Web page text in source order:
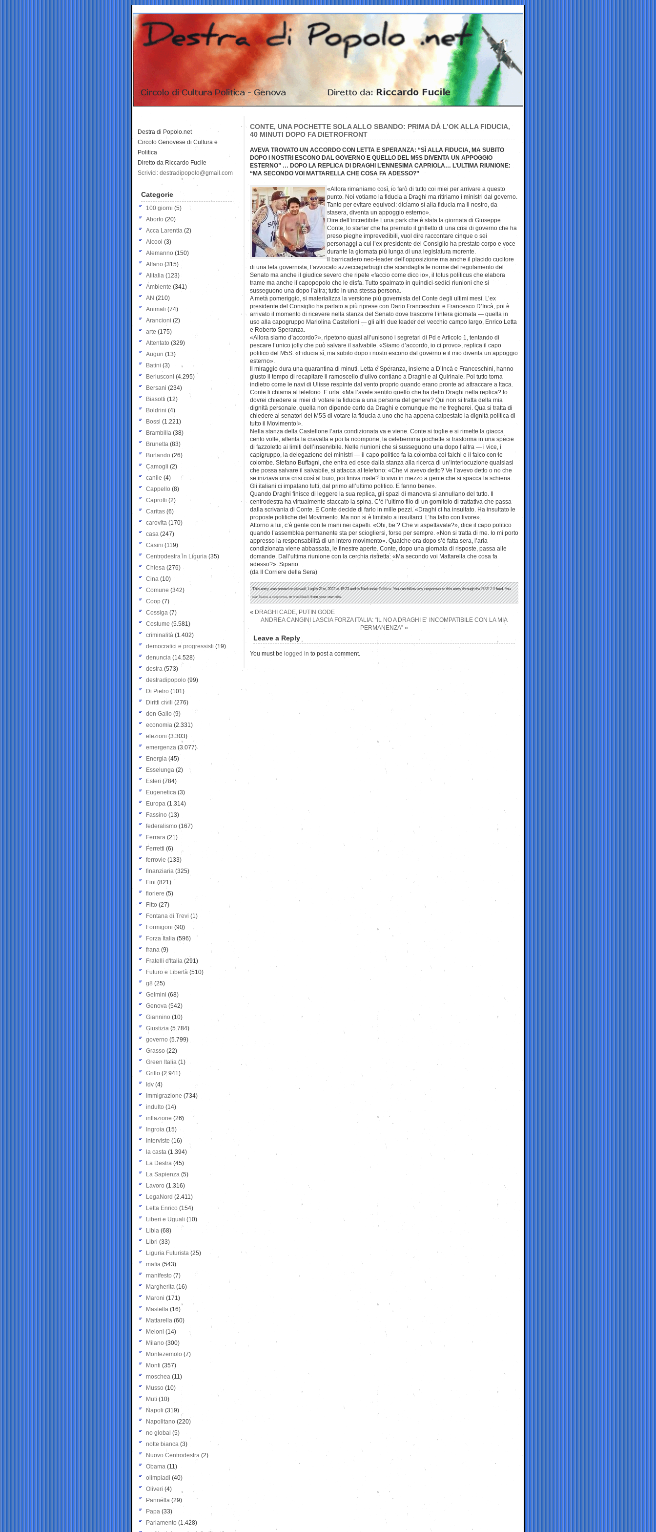
CONTE, UNA POCHETTE SOLA ALLO SBANDO: PRIMA DÀ L’OK ALLA FIDUCIA,
40 MINUTI DOPO FA DIETROFRONT
AVEVA TROVATO UN ACCORDO CON LETTA E SPERANZA: “SÌ ALLA FIDUCIA, MA SUBITO
DOPO I NOSTRI ESCONO DAL GOVERNO E QUELLO DEL M5S DIVENTA UN APPOGGIO
ESTERNO” … DOPO LA REPLICA DI DRAGHI L’ENNESIMA CAPRIOLA… L’ULTIMA RIUNIONE:
“MA SECONDO VOI MATTARELLA CHE COSA FA ADESSO?”
«Allora rimaniamo così, io farò di tutto coi miei per arrivare a questo
punto. Noi votiamo la fiducia a Draghi ma ritiriamo i ministri dal governo.
Tanto per evitare equivoci: diciamo sì alla fiducia ma il nostro, da
stasera, diventa un appoggio esterno».
Dire dell’incredibile Luna park che è stata la giornata di Giuseppe
Conte, lo starter che ha premuto il grilletto di una crisi di governo che ha
preso pieghe imprevedibili, vuol dire raccontare cinque o sei
personaggi a cui l’ex presidente del Consiglio ha prestato corpo e voce
durante la giornata più lunga di una legislatura morente.
Il barricadero neo-leader dell’opposizione ma anche il placido cucitore
di una tela governista, l’avvocato azzeccagarbugli che scandaglia le norme del regolamento del
Senato ma anche il giudice severo che ripete «faccio come dico io», il totus politicus che elabora
trame ma anche il capopopolo che le disfa. Tutto spalmato in quindici-sedici riunioni che si
susseguono una dopo l’altra; tutto in una stessa persona.
A metà pomeriggio, si materializza la versione più governista del Conte degli ultimi mesi. L’ex
presidente del Consiglio ha parlato a più riprese con Dario Franceschini e Francesco D’Incà, poi è
arrivato il momento di ricevere nella stanza del Senato dove trascorre l’intera giornata — quella in
uso alla capogruppo Mariolina Castelloni — gli altri due leader del vecchio campo largo, Enrico Letta
e Roberto Speranza.
«Allora siamo d’accordo?», ripetono quasi all’unisono i segretari di Pd e Articolo 1, tentando di
pescare l’unico jolly che può salvare il salvabile. «Siamo d’accordo, io ci provo», replica il capo
politico del M5S. «Fiducia sì, ma subito dopo i nostri escono dal governo e il mio diventa un appoggio
esterno».
Il miraggio dura una quarantina di minuti. Letta e Speranza, insieme a D’Incà e Franceschini, hanno
giusto il tempo di recapitare il ramoscello d’ulivo contiano a Draghi e al Quirinale. Poi tutto torna
indietro come le navi di Ulisse respinte dal vento proprio quando erano pronte ad attraccare a Itaca.
Conte li chiama al telefono. E urla: «Ma l’avete sentito quello che ha detto Draghi nella replica? Io
dovrei chiedere ai miei di votare la fiducia a una persona del genere? Qui non si tratta della mia
dignità personale, quella non dipende certo da Draghi e comunque me ne fregherei. Qua si tratta di
chiedere ai senatori del M5S di votare la fiducia a uno che ha appena calpestato la dignità politica di
tutto il Movimento!».
Nella stanza della Castellone l’aria condizionata va e viene. Conte si toglie e si rimette la giacca
cento volte, allenta la cravatta e poi la ricompone, la celeberrima pochette si trasforma in una specie
di fazzoletto ai limiti dell’inservibile. Nelle riunioni che si susseguono una dopo l’altra — i vice, i
capigruppo, la delegazione dei ministri — il capo politico fa la colomba coi falchi e il falco con le
colombe. Stefano Buffagni, che entra ed esce dalla stanza alla ricerca di un’interlocuzione qualsiasi
che possa salvare il salvabile, si attacca al telefono: «Che vi avevo detto? Ve l’avevo detto o no che
se iniziava una crisi così al buio, poi finiva male? Io vivo in mezzo a gente che si spacca la schiena.
Gli italiani ci impalano tutti, dal primo all’ultimo politico. E fanno bene».
Quando Draghi finisce di leggere la sua replica, gli spazi di manovra si annullano del tutto. Il
centrodestra ha virtualmente staccato la spina. C’è l’ultimo filo di un gomitolo di trattativa che passa
dalla scrivania di Conte. E Conte decide di farlo in mille pezzi. «Draghi ci ha insultato. Ha insultato le
proposte politiche del Movimento. Ma non si è limitato a insultarci. L’ha fatto con livore».
Attorno a lui, c’è gente con le mani nei capelli. «Ohi, be’? Che vi aspettavate?», dice il capo politico
quando l’assemblea permanente sta per sciogliersi, forse per sempre. «Non si tratta di me. Io mi porto
appresso la responsabilità di un intero movimento». Qualche ora dopo s’è fatta sera, l’aria
condizionata viene abbassata, le finestre aperte. Conte, dopo una giornata di risposte, passa alle
domande. Dall’ultima riunione con la cerchia ristretta: «Ma secondo voi Mattarella che cosa fa
adesso?». Sipario.
(da Il Corriere della Sera)
This entry was posted on giovedì, Luglio 21st, 2022 at 15:23 and is filed underPolitica. You can follow any responses to this entry through theRSS 2.0feed. You
canleave a response, ortrackbackfrom your own site.
« DRAGHI CADE, PUTIN GODE
ANDREA CANGINI LASCIA FORZA ITALIA: “IL NO A DRAGHI E’ INCOMPATIBILE CON LA MIA
PERMANENZA” »
Leave a Reply
You must be logged in to post a comment.
Destra di Popolo.net
Circolo Genovese di Cultura e
Politica
Diretto da Riccardo Fucile
Scrivici: destradipopolo@gmail.com
Categorie
100 giorni (5)
Aborto (20)
Acca Larentia (2)
Alcool (3)
Alemanno (150)
Alfano (315)
Alitalia (123)
Ambiente (341)
AN (210)
Animali (74)
Arancioni (2)
arte (175)
Attentato (329)
Auguri (13)
Batini (3)
Berlusconi (4.295)
Bersani (234)
Biasotti (12)
Boldrini (4)
Bossi (1.221)
Brambilla (38)
Brunetta (83)
Burlando (26)
Camogli (2)
canile (4)
Cappello (8)
Caprotti (2)
Caritas (6)
carovita (170)
casa (247)
Casini (119)
Centrodestra in Liguria (35)
Chiesa (276)
Cina (10)
Comune (342)
Coop (7)
Cossiga (7)
Costume (5.581)
criminalità (1.402)
democratici e progressisti (19)
denuncia (14.528)
destra (573)
destradipopolo (99)
Di Pietro (101)
Diritti civili (276)
don Gallo (9)
economia (2.331)
elezioni (3.303)
emergenza (3.077)
Energia (45)
Esselunga (2)
Esteri (784)
Eugenetica (3)
Europa (1.314)
Fassino (13)
federalismo (167)
Ferrara (21)
Ferretti (6)
ferrovie (133)
finanziaria (325)
Fini (821)
fioriere (5)
Fitto (27)
Fontana di Trevi (1)
Formigoni (90)
Forza Italia (596)
frana (9)
Fratelli d'Italia (291)
Futuro e Libertà (510)
g8 (25)
Gelmini (68)
Genova (542)
Giannino (10)
Giustizia (5.784)
governo (5.799)
Grasso (22)
Green Italia (1)
Grillo (2.941)
Idv (4)
Immigrazione (734)
indulto (14)
inflazione (26)
Ingroia (15)
Interviste (16)
la casta (1.394)
La Destra (45)
La Sapienza (5)
Lavoro (1.316)
LegaNord (2.411)
Letta Enrico (154)
Liberi e Uguali (10)
Libia (68)
Libri (33)
Liguria Futurista (25)
mafia (543)
manifesto (7)
Margherita (16)
Maroni (171)
Mastella (16)
Mattarella (60)
Meloni (14)
Milano (300)
Montezemolo (7)
Monti (357)
moschea (11)
Musso (10)
Muti (10)
Napoli (319)
Napolitano (220)
no global (5)
notte bianca (3)
Nuovo Centrodestra (2)
Obama (11)
olimpiadi (40)
Oliveri (4)
Pannella (29)
Papa (33)
Parlamento (1.428)